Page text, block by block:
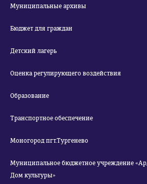
Муниципальные архивы
Бюджет для граждан
Детский лагерь
Оценка регулирующего воздействия
Образование
Транспортное обеспечение
Моногород пгт.Тургенево
Муниципальное бюджетное учреждение «Ардатовский районный
Дом культуры»